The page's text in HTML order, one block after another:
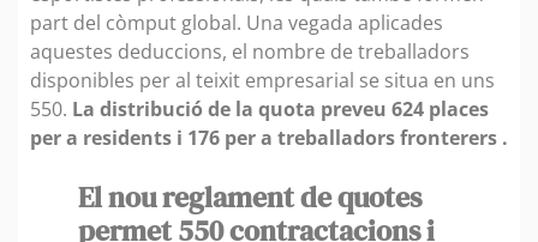
part del còmput global. Una vegada aplicades
aquestes deduccions, el nombre de treballadors
disponibles per al teixit empresarial se situa en uns
550. La distribució de la quota preveu 624 places
per a residents i 176 per a treballadors fronterers .
El nou reglament de quotes
permet 550 contractacions i